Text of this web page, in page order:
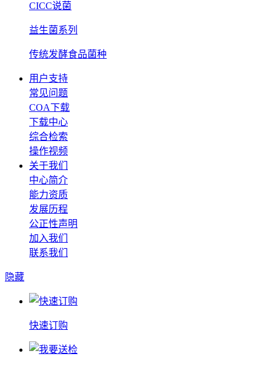
CICC说菌
益生菌系列
传统发酵食品菌种
用户支持
常见问题
COA下载
下载中心
综合检索
操作视频
关于我们
中心简介
能力资质
发展历程
公正性声明
加入我们
联系我们
隐藏
快速订购